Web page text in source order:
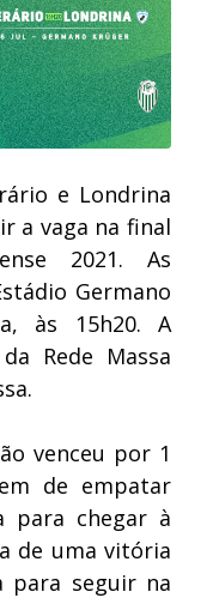
e Londrina
a vaga na final
2021. As
Germano
às 15h20. A
Rede Massa
venceu por 1
de empatar
para chegar à
de uma vitória
para seguir na